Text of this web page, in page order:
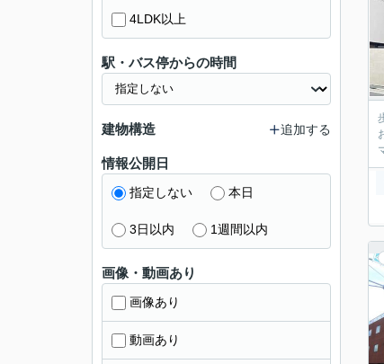
4LDK以上
駅・バス停からの時間
建物構造 追加する
情報公開日
指定しない 本日
3日以内 1週間以内
画像・動画あり
画像あり
動画あり